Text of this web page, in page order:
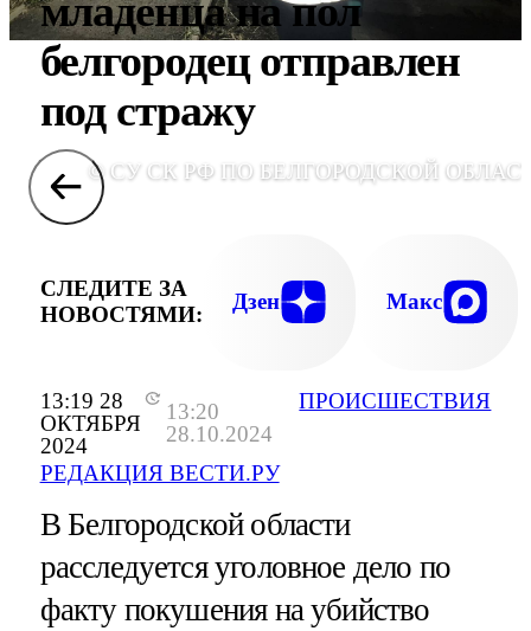
13:19 28
ОКТЯБРЯ
2024
13:20
28.10.2024
РЕДАКЦИЯ ВЕСТИ.РУ
ПРОИСШЕСТВИЯ
младенца на пол
белгородец отправлен
под стражу
© СУ СК РФ ПО БЕЛГОРОДСКОЙ
СЛЕДИТЕ ЗА
НОВОСТЯМИ:
Дзен Макс
В Белгородской области
расследуется уголовное дело по
факту покушения на убийство